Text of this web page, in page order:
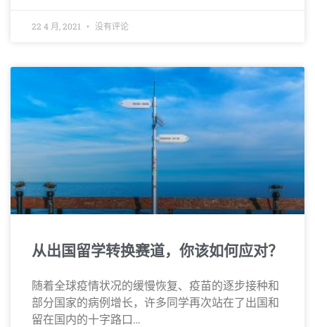
22 4 月, 2021 没有评论
从出国留学转换赛道，你该如何应对？
随着全球疫情状况的缓慢恢复、疫苗的逐步接种和
部分国家的病例增长，许多同学再次站在了出国和
留在国内的十字路口…